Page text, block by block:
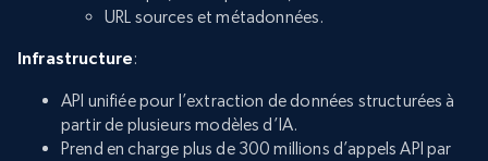
URL sources et métadonnées.
Infrastructure:
API unifiée pour l’extraction de données structurées à
partir de plusieurs modèles d’IA.
Prend en charge plus de 300 millions d’appels API par